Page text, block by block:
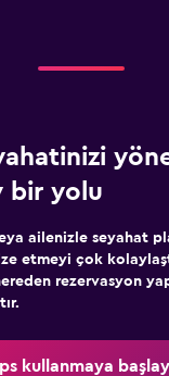
bir yolu
ailenizle seyahat
etmeyi çok
rezervasyon
kullanmaya